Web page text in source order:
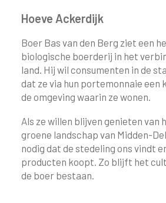
Hoeve Ackerdijk
Boer Bas van den Berg ziet een
biologische boerderij in het
land. Hij wil consumenten in de
dat ze via hun portemonnaie een
de omgeving waarin ze wonen.
Als ze willen blijven genieten van
groene landschap van Midden-
nodig dat de stedeling ons vindt
producten koopt. Zo blijft het
de boer bestaan.